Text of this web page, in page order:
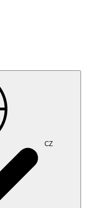
CZ